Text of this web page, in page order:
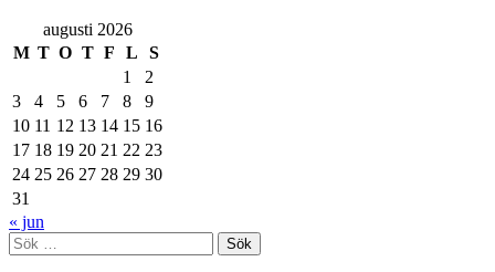
augusti 2026
M T O T F L
S
1
2
3
4 5 6 7 8
9
10 11 12 13 14 15 16
17 18 19 20 21 22 23
24 25 26 27 28 29 30
31
« jun
Sök
efter: